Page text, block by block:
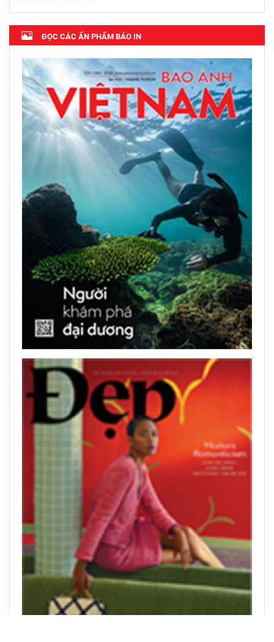
ĐỌC CÁC ẤN PHẨM BÁO IN